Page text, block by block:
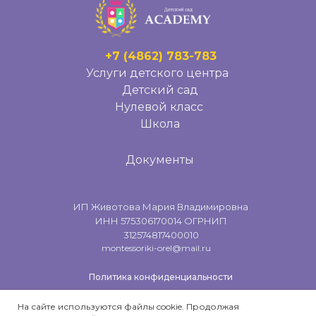
На сайте используются файлы cookie. Продолжая
+7 (4862) 783-783
Детский сад
Школа
Документы
Нулевой класс
Услуги детского центра
Напишите нам
Политика конфиденциальности
ИП Животова Мария Владимировна
ИНН 575306170014 ОГРНИП
312574817400010
montessoriki-orel@mail.ru